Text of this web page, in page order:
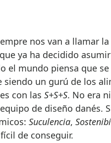
ya ha decidido
el mundo piensa que
siendo un gurú de los
con las S+S+S. No era
de diseño danés.
Suculencia,
de conseguir.